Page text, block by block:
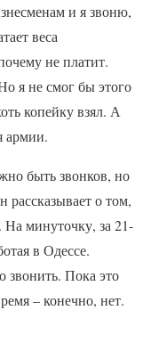
и я звоню,
веса
не платит.
я не смог бы этого
копейку взял. А
армии.
быть звонков, но
рассказывает о том,
На минуточку, за 21-
в Одессе.
звонить. Пока это
– конечно, нет.